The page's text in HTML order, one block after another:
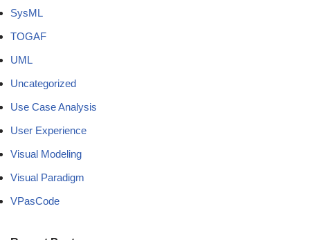
SysML
TOGAF
UML
Uncategorized
Use Case Analysis
User Experience
Visual Modeling
Visual Paradigm
VPasCode